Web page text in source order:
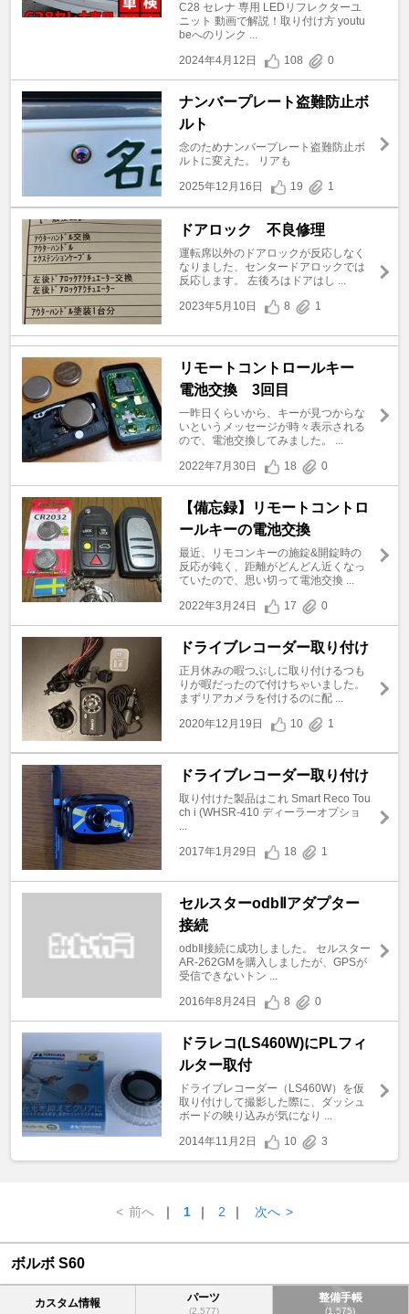
C28 セレナ 専用 LEDリフレクターユ
ニット 動画で解説！取り付け方 youtu
beへのリンク ...
2024年4月12日
108 0
ナンバープレート盗難防止ボ
ルト
念のためナンバープレート盗難防止ボ
ルトに変えた。 リアも
2025年12月16日
19 1
ドアロック 不良修理
運転席以外のドアロックが反応しなく
なりました、センタードアロックでは
反応します。 左後ろはドアはし ...
2023年5月10日
8 1
リモートコントロールキー
電池交換 3回目
一昨日くらいから、キーが見つからな
いというメッセージが時々表示される
ので、電池交換してみました。 ...
2022年7月30日
18 0
【備忘録】リモートコントロ
ールキーの電池交換
最近、リモコンキーの施錠&開錠時の
反応が鈍く、距離がどんどん近くなっ
ていたので、思い切って電池交換 ...
2022年3月24日
17 0
ドライブレコーダー取り付け
正月休みの暇つぶしに取り付けるつも
りが暇だったので付けちゃいました。
まずリアカメラを付けるのに配 ...
2020年12月19日
10 1
ドライブレコーダー取り付け
取り付けた製品はこれ Smart Reco Tou
ch i (WHSR-410 ディーラーオプショ
...
2017年1月29日
18 1
セルスターodbⅡアダプター
接続
odbⅡ接続に成功しました。 セルスター
AR-262GMを購入しましたが、GPSが
受信できないトン ...
2016年8月24日
8 0
ドラレコ(LS460W)にPLフィ
ルター取付
ドライブレコーダー（LS460W）を仮
取り付けして撮影した際に、ダッシュ
ボードの映り込みが気になり ...
2014年11月2日
10 3
< 前へ ｜ 1 ｜ 2 ｜ 次へ >
ボルボ S60
カスタム情報 パーツ
(2,577)
整備手帳
(1,575)